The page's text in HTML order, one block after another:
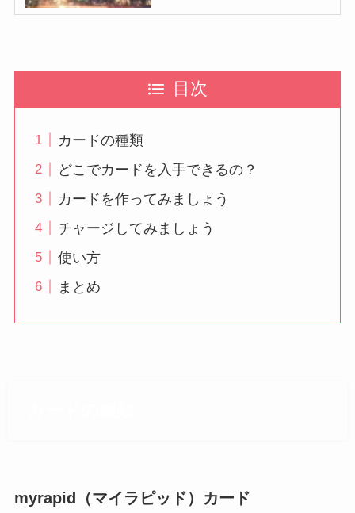
目次
カードの種類
どこでカードを入手できるの？
カードを作ってみましょう
チャージしてみましょう
使い方
まとめ
myrapid（マイラピッド）カード